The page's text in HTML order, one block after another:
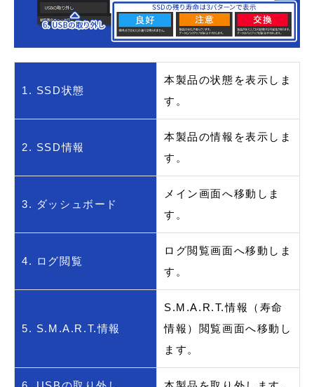
1. SSD状態
本製品の状態を表示しま
す。
2. SSD情報
本製品の情報を表示しま
す。
3. ダッシュボード
メイン画面へ移動しま
す。
4. ログ閲覧
ログ閲覧画面へ移動しま
す。
5. S.M.A.R.T.情報
S.M.A.R.T.情報（寿命
情報）閲覧画面へ移動し
ます。